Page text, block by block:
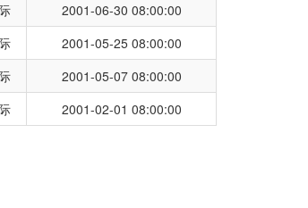
2001-06-30 08:00:00
2001-05-25 08:00:00
2001-05-07 08:00:00
2001-02-01 08:00:00